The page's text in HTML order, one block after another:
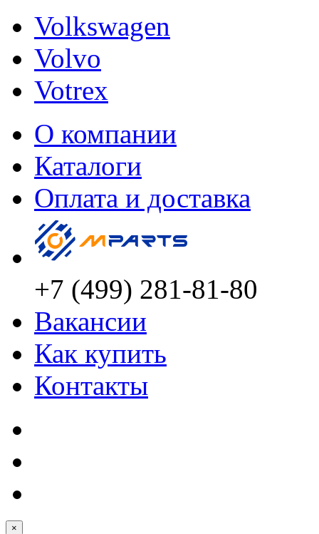
Volkswagen
Volvo
Votrex
О компании
Каталоги
Оплата и доставка
+7 (499) 281-81-80
Вакансии
Как купить
Контакты
×